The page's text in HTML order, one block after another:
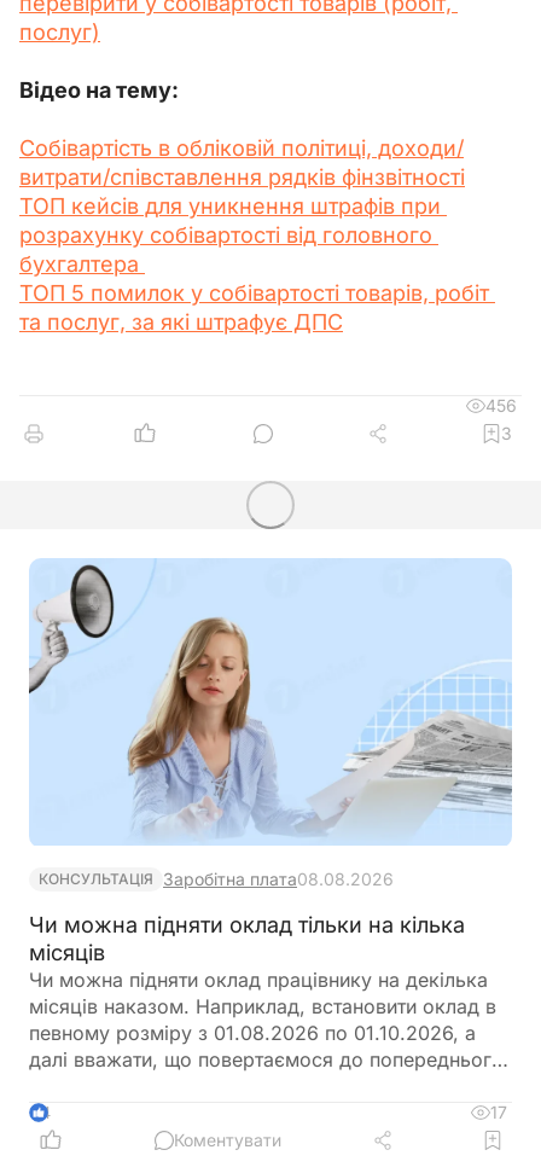
послуг)
Відео на тему:
Собівартість в обліковій політиці, доходи/
витрати/співставлення рядків фінзвітності
ТОП кейсів для уникнення штрафів при
розрахунку собівартості від головного
бухгалтера
ТОП 5 помилок у собівартості товарів, робіт
та послуг, за які штрафує ДПС
456
3
КОНСУЛЬТАЦІЯ Заробітна плата08.08.2026
Чи можна підняти оклад тільки на кілька
місяців
Чи можна підняти оклад працівнику на декілька
місяців наказом. Наприклад, встановити оклад в
певному розміру з 01.08.2026 по 01.10.2026, а
далі вважати, що повертаємося до попереднього
4
17
Коментувати